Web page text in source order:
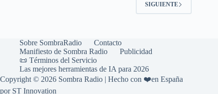
SIGUIENTE
Sobre SombraRadio
Contacto
Manifiesto de Sombra Radio
Publicidad
📜 Términos del Servicio
Las mejores herramientas de IA para 2026
Copyright © 2026 Sombra Radio | Hecho con ❤️en España
por ST Innovation